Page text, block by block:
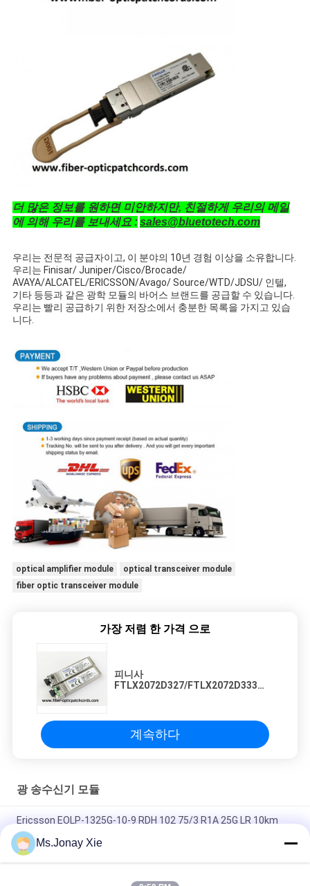
더 많은 정보를 원하면 미안하지만, 친절하게 우리의 메일
에 의해 우리를 보내세요 :sales@bluetotech.com
우리는 전문적 공급자이고, 이 분야의 10년 경험 이상을 소유합니다.
우리는 Finisar/ Juniper/Cisco/Brocade/
AVAYA/ALCATEL/ERICSSON/Avago/ Source/WTD/JDSU/ 인텔,
기타 등등과 같은 광학 모듈의 바어스 브랜드를 공급할 수 있습니다.
우리는 빨리 공급하기 위한 저장소에서 충분한 목록을 가지고 있습
니다.
optical amplifier module
optical transceiver module
fiber optic transceiver module
가장 저렴 한 가격 으로
피니사
FTLX2072D327/FTLX2072D333
계속하다
광 송수신기 모듈
Ericsson EOLP-1325G-10-9 RDH 102 75/3 R1A 25G LR 10km
SFP28 SMF 1310nm LC 트랜시버
일관성 FTLF8546P5BCV 850NM 옥시드 VCSEL, 16X FC, 10GE-
Ms.Jonay Xie